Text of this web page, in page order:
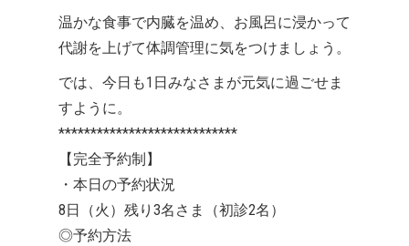
温かな食事で内臓を温め、お風呂に浸かって
代謝を上げて体調管理に気をつけましょう。
では、今日も1日みなさまが元気に過ごせま
すように。
****************************
【完全予約制】
・本日の予約状況
8日（火）残り3名さま（初診2名）
◎予約方法